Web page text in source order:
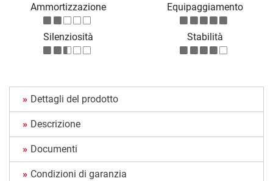
Ammortizzazione
Equipaggiamento
Silenziosità Stabilità
Dettagli del prodotto
Descrizione
Documenti
Condizioni di garanzia